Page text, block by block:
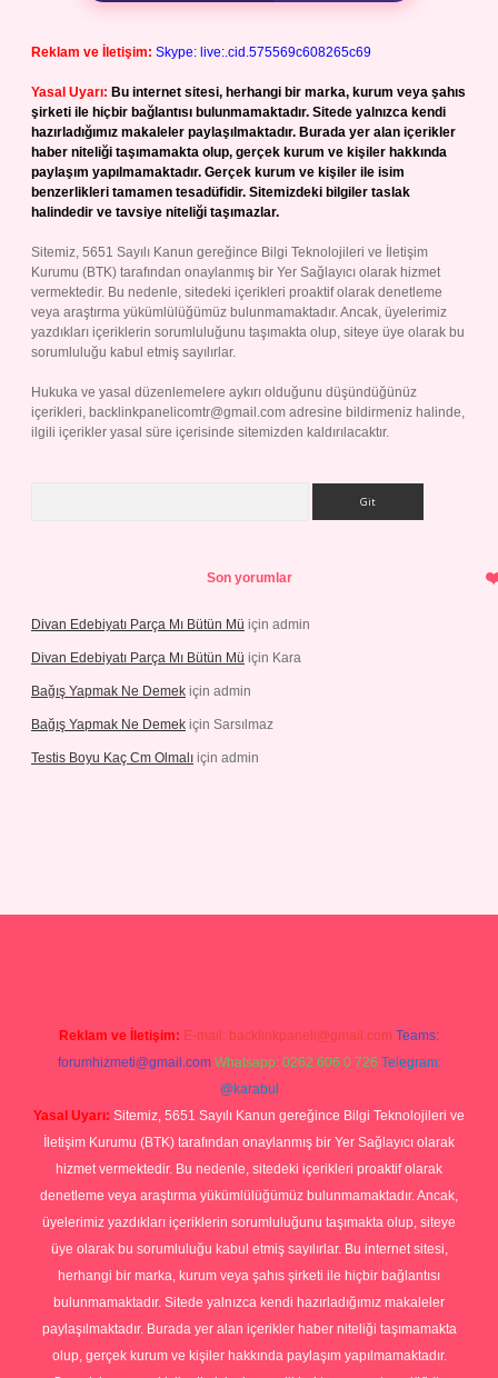
Reklam ve İletişim: Skype: live:.cid.575569c608265c69
Yasal Uyarı: Bu internet sitesi, herhangi bir marka, kurum veya şahıs
şirketi ile hiçbir bağlantısı bulunmamaktadır. Sitede yalnızca kendi
hazırladığımız makaleler paylaşılmaktadır. Burada yer alan içerikler
haber niteliği taşımamakta olup, gerçek kurum ve kişiler hakkında
paylaşım yapılmamaktadır. Gerçek kurum ve kişiler ile isim
benzerlikleri tamamen tesadüfidir. Sitemizdeki bilgiler taslak
halindedir ve tavsiye niteliği taşımazlar.
Sitemiz, 5651 Sayılı Kanun gereğince Bilgi Teknolojileri ve İletişim
Kurumu (BTK) tarafından onaylanmış bir Yer Sağlayıcı olarak hizmet
vermektedir. Bu nedenle, sitedeki içerikleri proaktif olarak denetleme
veya araştırma yükümlülüğümüz bulunmamaktadır. Ancak, üyelerimiz
yazdıkları içeriklerin sorumluluğunu taşımakta olup, siteye üye olarak bu
sorumluluğu kabul etmiş sayılırlar.
Hukuka ve yasal düzenlemelere aykırı olduğunu düşündüğünüz
içerikleri, backlinkpanelicomtr@gmail.com adresine bildirmeniz halinde,
ilgili içerikler yasal süre içerisinde sitemizden kaldırılacaktır.
Son yorumlar
Divan Edebiyatı Parça Mı Bütün Mü için admin
Divan Edebiyatı Parça Mı Bütün Mü için Kara
Bağış Yapmak Ne Demek için admin
Bağış Yapmak Ne Demek için Sarsılmaz
Testis Boyu Kaç Cm Olmalı için admin
Reklam ve İletişim: E-mail: backlinkpaneli@gmail.com Teams:
forumhizmeti@gmail.com Whatsapp: 0262 606 0 726 Telegram:
@karabul
Yasal Uyarı: Sitemiz, 5651 Sayılı Kanun gereğince Bilgi Teknolojileri ve
İletişim Kurumu (BTK) tarafından onaylanmış bir Yer Sağlayıcı olarak
hizmet vermektedir. Bu nedenle, sitedeki içerikleri proaktif olarak
denetleme veya araştırma yükümlülüğümüz bulunmamaktadır. Ancak,
üyelerimiz yazdıkları içeriklerin sorumluluğunu taşımakta olup, siteye
üye olarak bu sorumluluğu kabul etmiş sayılırlar. Bu internet sitesi,
herhangi bir marka, kurum veya şahıs şirketi ile hiçbir bağlantısı
bulunmamaktadır. Sitede yalnızca kendi hazırladığımız makaleler
paylaşılmaktadır. Burada yer alan içerikler haber niteliği taşımamakta
olup, gerçek kurum ve kişiler hakkında paylaşım yapılmamaktadır.